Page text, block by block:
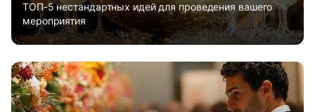
ТОП-5 нестандартных идей для проведения вашего
мероприятия